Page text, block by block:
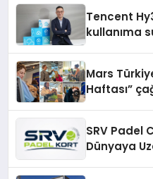
Tencent
kullanıma
Mars
Haftası”
SRV Padel
Dünyaya